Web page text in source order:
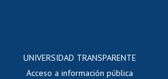
UNIVERSIDAD TRANSPARENTE
Acceso a información pública